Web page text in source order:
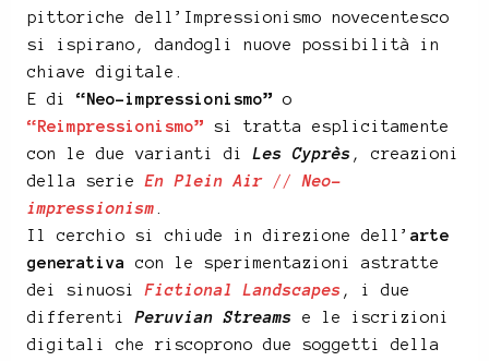
pittoriche dell’Impressionismo novecentesco
si ispirano, dandogli nuove possibilità in
chiave digitale.
E di “Neo-impressionismo” o
“Reimpressionismo” si tratta esplicitamente
con le due varianti diLes Cyprès , creazioni
della serie En Plein Air // Neo-
impressionism
Il cerchio si chiude in direzione dell’ arte
generativa
con le sperimentazioni astratte
dei sinuosi Fictional Landscapes , i due
differentiPeruvian Streams
e le iscrizioni
digitali che riscoprono due soggetti della